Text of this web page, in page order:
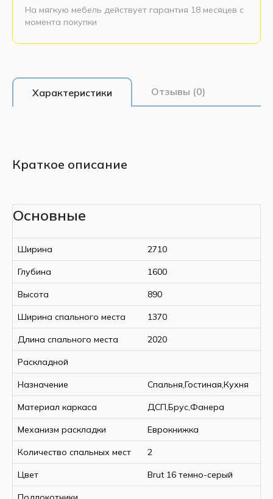
На мягкую мебель действует гарантия 18 месяцев с
момента покупки
Характеристики Отзывы (0)
Краткое описание
Основные
Ширина 2710
Глубина 1600
Высота 890
Ширина спального места 1370
Длина спального места 2020
Раскладной
Назначение Спальня,Гостиная,Кухня
Материал каркаса ДСП,Брус,Фанера
Механизм раскладки Еврокнижка
Количество спальных мест 2
Цвет Brut 16 темно-серый